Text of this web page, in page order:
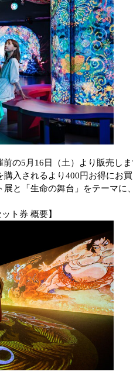
前の5 月 16 日（土）より販売し
入されるより400円お得にお
展と「生命の舞台」をテーマに
ト券 概要】